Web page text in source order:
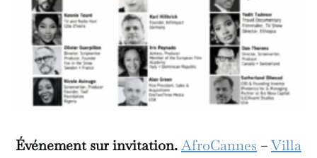
Événement sur invitation.AfroCannes –Villa